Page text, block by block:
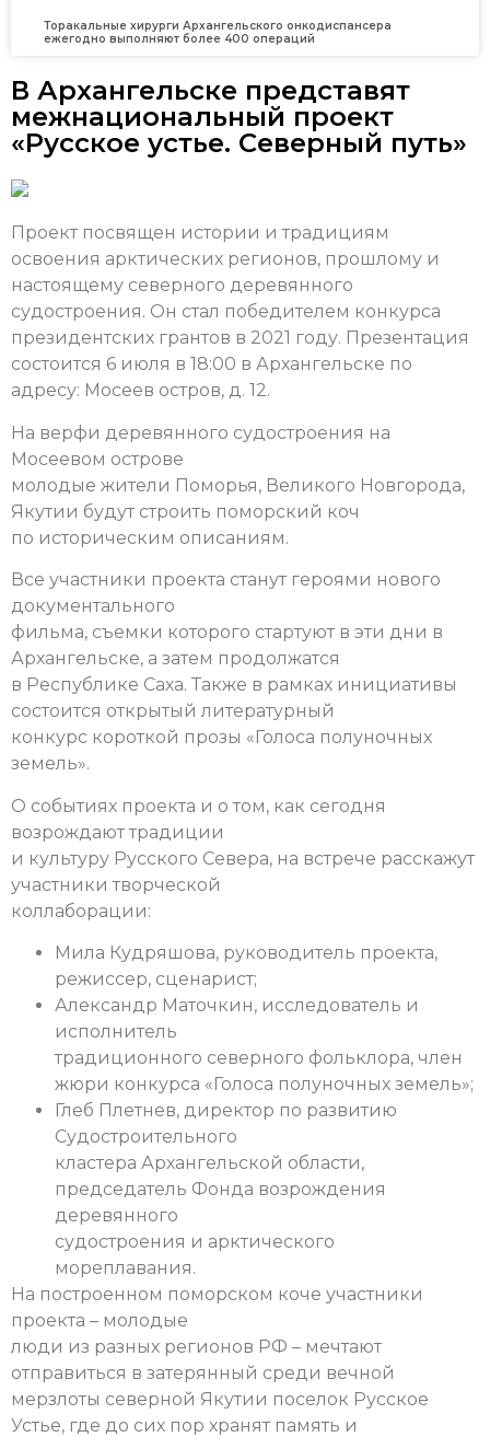
Торакальные хирурги Архангельского онкодиспансера
ежегодно выполняют более 400 операций
В Архангельске представят
межнациональный проект
«Русское устье. Северный путь»
Проект посвящен истории и традициям
освоения арктических регионов, прошлому и
настоящему северного деревянного
судостроения. Он стал победителем конкурса
президентских грантов в 2021 году. Презентация
состоится 6 июля в 18:00 в Архангельске по
адресу: Мосеев остров, д. 12.
На верфи деревянного судостроения на
Мосеевом острове
молодые жители Поморья, Великого Новгорода,
Якутии будут строить поморский коч
по историческим описаниям.
Все участники проекта станут героями нового
документального
фильма, съемки которого стартуют в эти дни в
Архангельске, а затем продолжатся
в Республике Саха. Также в рамках инициативы
состоится открытый литературный
конкурс короткой прозы «Голоса полуночных
земель».
О событиях проекта и о том, как сегодня
возрождают традиции
и культуру Русского Севера, на встрече расскажут
участники творческой
коллаборации:
Мила Кудряшова, руководитель проекта,
режиссер, сценарист;
Александр Маточкин, исследователь и
исполнитель
традиционного северного фольклора, член
жюри конкурса «Голоса полуночных земель»;
Глеб Плетнев, директор по развитию
Судостроительного
кластера Архангельской области,
председатель Фонда возрождения
деревянного
судостроения и арктического
мореплавания.
На построенном поморском коче участники
проекта – молодые
люди из разных регионов РФ – мечтают
отправиться в затерянный среди вечной
мерзлоты северной Якутии поселок Русское
Устье, где до сих пор хранят память и